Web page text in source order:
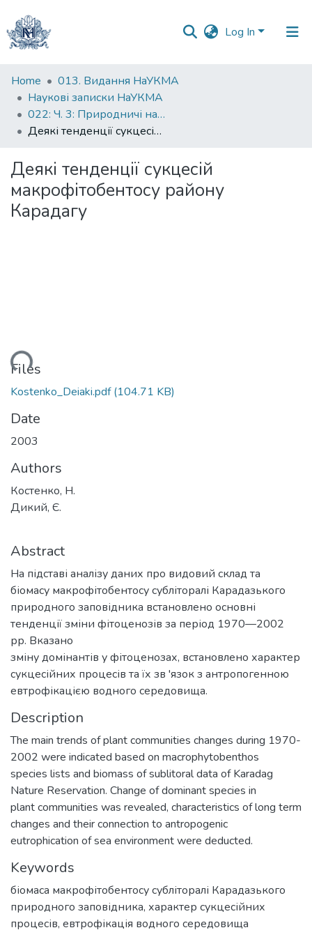
Log In
Communities
&
Collections
All of DSpace
Statistics
Home
013. Видання НаУКМА
Наукові записки НаУКМА
022: Ч. 3: Природничі науки
Деякі тенденції сукцесій макрофітобентосу району Карадагу
Деякі тенденції сукцесій
макрофітобентосу району
Карадагу
Files
Kostenko_Deiaki.pdf(104.71 KB)
Date
2003
Authors
Костенко, Н.
Дикий, Є.
Abstract
На підставі аналізу даних про видовий склад та
біомасу макрофітобентосу субліторалі Карадазького
природного заповідника встановлено основні
тенденції зміни фітоценозів за період 1970—2002
рр. Вказано
зміну домінантів у фітоценозах, встановлено характер
сукцесійних процесів та їх зв 'язок з антропогенною
евтрофікацією водного середовища.
Description
The main trends of plant communities changes during 1970-
2002 were indicated based on macrophytobenthos
species lists and biomass of sublitoral data of Karadag
Nature Reservation. Change of dominant species in
plant communities was revealed, characteristics of long term
changes and their connection to antropogenic
eutrophication of sea environment were deducted.
Keywords
біомаса макрофітобентосу субліторалі Карадазького
природного заповідника, характер сукцесійних
процесів, евтрофікація водного середовища